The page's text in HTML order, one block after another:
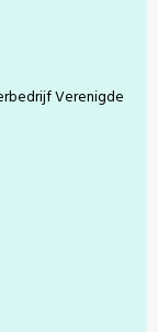
Verenigde